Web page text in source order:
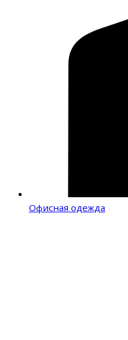
Офисная одежда